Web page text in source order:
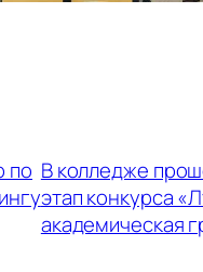
по В колледже
этап конкурса
академическая